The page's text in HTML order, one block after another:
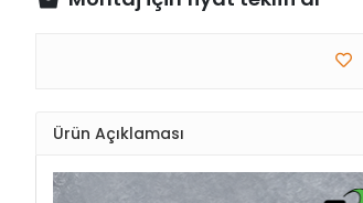
Ürün Açıklaması